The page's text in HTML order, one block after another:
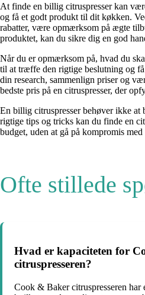
At finde en billig citruspresser kan
og få et godt produkt til dit køkken.
rabatter, være opmærksom på ægte
produktet, kan du sikre dig en god
Når du er opmærksom på, hvad du
til at træffe den rigtige beslutning og
din research, sammenlign priser og
bedste pris på en citruspresser, der
En billig citruspresser behøver ikke at
rigtige tips og tricks kan du finde en
budget, uden at gå på kompromis
Ofte stillede
Hvad er kapaciteten for
citruspresseren?
Cook & Baker citruspresseren har